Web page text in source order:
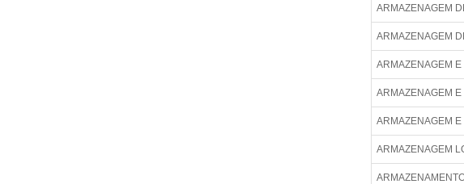
ARMAZENAGEM
ARMAZENAGEM
ARMAZENAGEM E
ARMAZENAGEM E
ARMAZENAGEM E
ARMAZENAGEM